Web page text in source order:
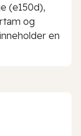
(e150d),
og
en